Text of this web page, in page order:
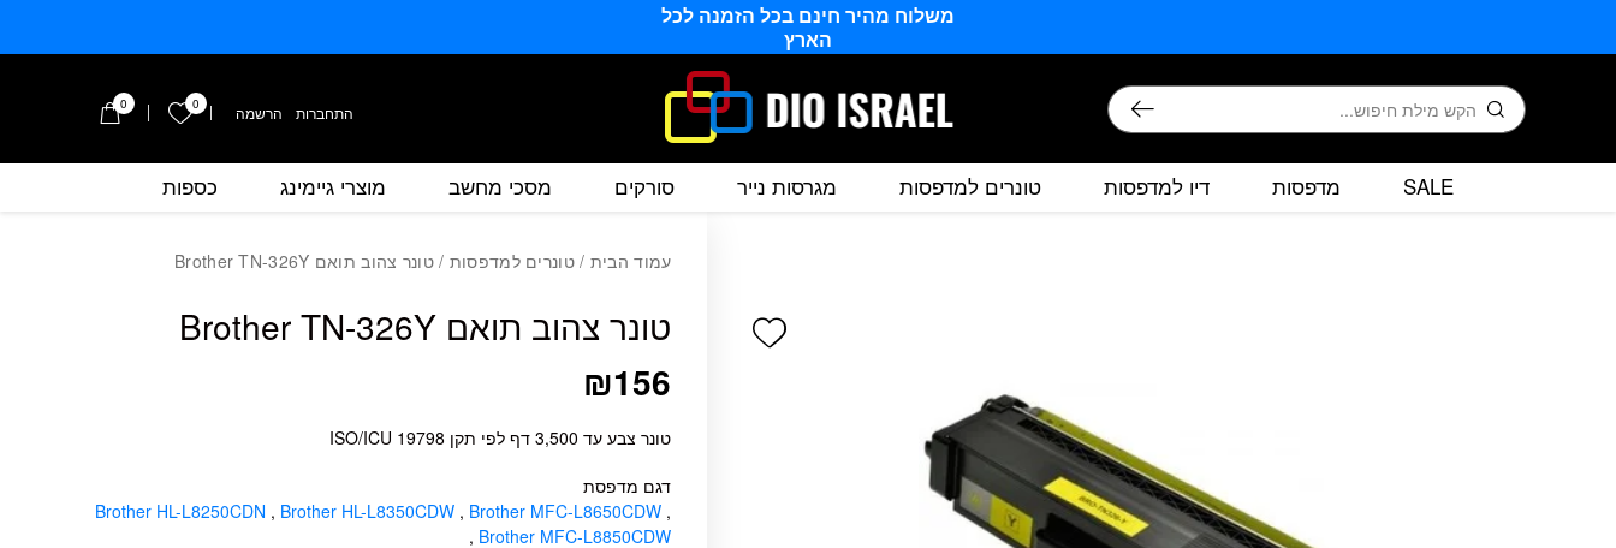
משלוח מהיר חינם בכל הזמנה לכל
הארץ
התחברות הרשמה 0 הרשימה שלי
0 חיפוש
SALE מדפסות דיו למדפסות טונרים למדפסות מגרסות נייר סורקים מסכי מחשב מוצרי גיימינג כספות
עמוד הבית /טונרים למדפסות / טונר צהוב תואם Brother TN-326Y
טונר צהוב תואם Brother TN-326Y
₪156
טונר צבע עד 3,500 דף לפי תקן 19798 ISO/ICU
דגם מדפסת
Brother HL-L8250CDN , Brother HL-L8350CDW , Brother MFC-L8650CDW ,
Brother MFC-L8850CDW
,
Add wishlist